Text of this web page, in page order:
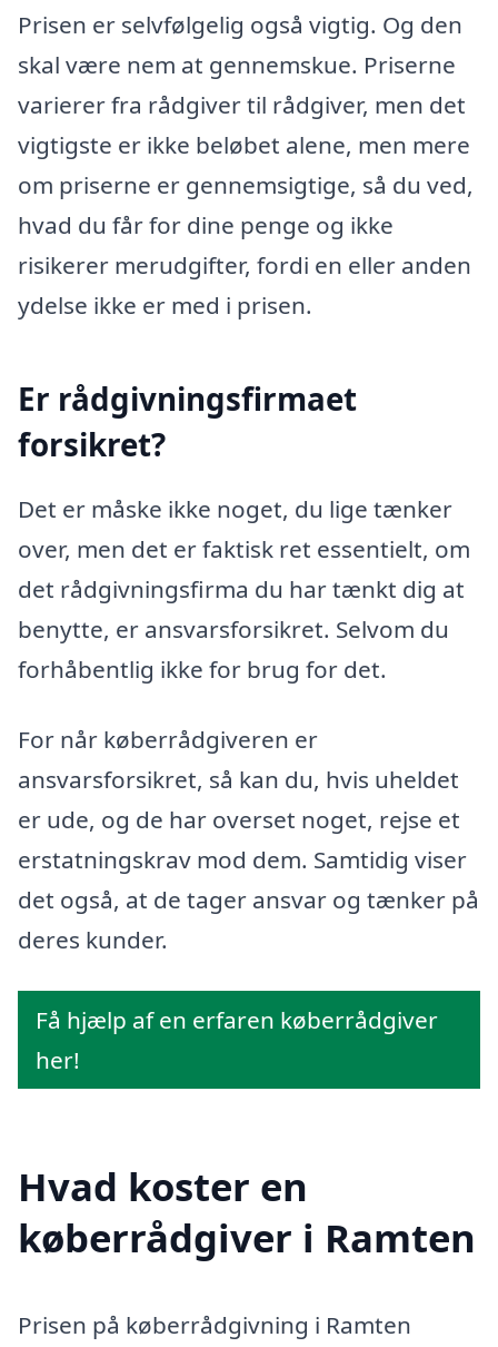
Prisen er selvfølgelig også vigtig. Og den
skal være nem at gennemskue. Priserne
varierer fra rådgiver til rådgiver, men det
vigtigste er ikke beløbet alene, men mere
om priserne er gennemsigtige, så du ved,
hvad du får for dine penge og ikke
risikerer merudgifter, fordi en eller anden
ydelse ikke er med i prisen.
Er rådgivningsfirmaet
forsikret?
Det er måske ikke noget, du lige tænker
over, men det er faktisk ret essentielt, om
det rådgivningsfirma du har tænkt dig at
benytte, er ansvarsforsikret. Selvom du
forhåbentlig ikke for brug for det.
For når køberrådgiveren er
ansvarsforsikret, så kan du, hvis uheldet
er ude, og de har overset noget, rejse et
erstatningskrav mod dem. Samtidig viser
det også, at de tager ansvar og tænker på
deres kunder.
Få hjælp af en erfaren køberrådgiver
her!
Hvad koster en
køberrådgiver i Ramten
Prisen på køberrådgivning i Ramten